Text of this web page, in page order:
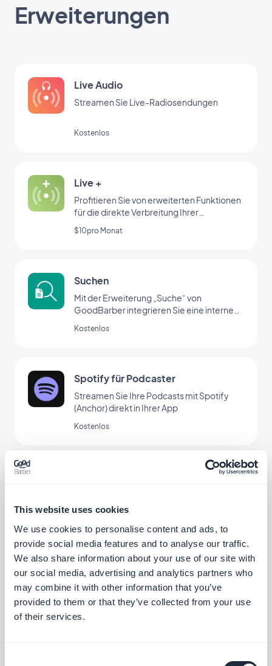
This website uses cookies
We use cookies to personalise content and ads, to
provide social media features and to analyse our traffic.
We also share information about your use of our site with
our social media, advertising and analytics partners who
may combine it with other information that you’ve
provided to them or that they’ve collected from your use
of their services.
Erweiterungen
Live Audio
Streamen Sie Live-Radiosendungen
Kostenlos
Live +
Profitieren Sie von erweiterten Funktionen
für die direkte Verbreitung Ihrer
Radiosendungen
$10pro Monat
Suchen
Mit der Erweiterung „Suche“ von
GoodBarber integrieren Sie eine interne
Nutzer Ihre Inhalte schnell finden können.
Kostenlos
Spotify für Podcaster
Streamen Sie Ihre Podcasts mit Spotify
(Anchor) direkt in Ihrer App
Kostenlos
GoodBarber-App synchronisieren Sie Ihre
mit Ihrer App.
Kostenlos
Meta Pixel & App Events
App-Integration von Meta Pixel (ehemals
Facebook Pixel) und dem Facebook Event
Analytics SDK zur Analyse des
Kostenlos